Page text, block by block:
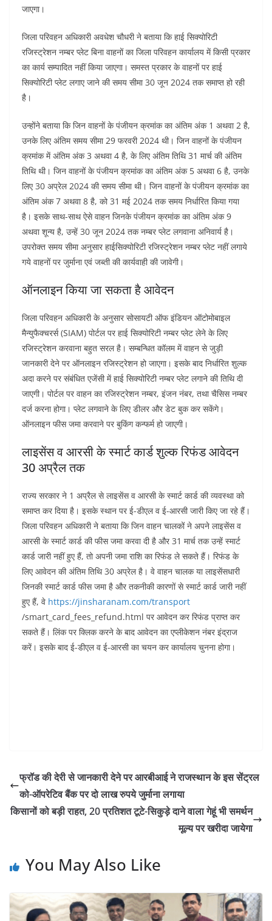
जाएगा।
जिला परिवहन अधिकारी अवधेश चौधरी ने बताया कि हाई सिक्योरिटी
रजिस्ट्रेशन नम्बर प्लेट बिना वाहनों का जिला परिवहन कार्यालय में किसी प्रकार
का कार्य सम्पादित नहीं किया जाएगा। समस्त प्रकार के वाहनों पर हाई
सिक्योरिटी प्लेट लगाए जाने की समय सीमा 30 जून 2024 तक समाप्त हो रही
है।
उन्होंने बताया कि जिन वाहनों के पंजीयन क्रमांक का अंतिम अंक 1 अथवा 2 है,
उनके लिए अंतिम समय सीमा 29 फरवरी 2024 थी। जिन वाहनों के पंजीयन
क्रमांक में अंतिम अंक 3 अथवा 4 है, के लिए अंतिम तिथि 31 मार्च की अंतिम
तिथि थी। जिन वाहनों के पंजीयन क्रमांक का अंतिम अंक 5 अथवा 6 है, उनके
लिए 30 अप्रेल 2024 की समय सीमा थी। जिन वाहनों के पंजीयन क्रमांक का
अंतिम अंक 7 अथवा 8 है, को 31 मई 2024 तक समय निर्धारित किया गया
है। इसके साथ-साथ ऐसे वाहन जिनके पंजीयन क्रमांक का अंतिम अंक 9
अथवा शून्य है, उन्हें 30 जून 2024 तक नम्बर प्लेट लगवाना अनिवार्य है।
उपरोक्त समय सीमा अनुसार हाईसिक्योरिटी रजिस्ट्रेशन नम्बर प्लेट नहीं लगाये
गये वाहनों पर जुर्माना एवं जब्ती की कार्यवाही की जावेगी।
ऑनलाइन किया जा सकता है आवेदन
जिला परिवहन अधिकारी के अनुसार सोसायटी ऑफ इंडियन ऑटोमोबाइल
मैन्युफैक्चरर्स (SIAM) पोर्टल पर हाई सिक्योरिटी नम्बर प्लेट लेने के लिए
रजिस्ट्रेशन करवाना बहुत सरल है। सम्बन्धित कॉलम में वाहन से जुड़ी
जानकारी देने पर ऑनलाइन रजिस्ट्रेशन हो जाएगा। इसके बाद निर्धारित शुल्क
अदा करने पर संबंधित एजेंसी में हाई सिक्योरिटी नम्बर प्लेट लगाने की तिथि दी
जाएगी। पोर्टल पर वाहन का रजिस्ट्रेशन नम्बर, इंजन नंबर, तथा चैसिस नम्बर
दर्ज करना होगा। प्लेट लगवाने के लिए डीलर और डेट बुक कर सकेंगे।
ऑनलाइन फीस जमा करवाने पर बुकिंग कन्फर्म हो जाएगी।
लाइसेंस व आरसी के स्मार्ट कार्ड शुल्क रिफंड आवेदन
30 अप्रैल तक
राज्य सरकार ने 1 अप्रैल से लाइसेंस व आरसी के स्मार्ट कार्ड की व्यवस्था को
समाप्त कर दिया है। इसके स्थान पर ई-डीएल व ई-आरसी जारी किए जा रहे हैं।
जिला परिवहन अधिकारी ने बताया कि जिन वाहन चालकों ने अपने लाइसेंस व
आरसी के स्मार्ट कार्ड की फीस जमा करवा दी है और 31 मार्च तक उन्हें स्मार्ट
कार्ड जारी नहीं हुए हैं, तो अपनी जमा राशि का रिफंड ले सकते हैं। रिफंड के
लिए आवेदन की अंतिम तिथि 30 अप्रेल है। वे वाहन चालक या लाइसेंसधारी
जिनकी स्मार्ट कार्ड फीस जमा है और तकनीकी कारणों से स्मार्ट कार्ड जारी नहीं
हुए हैं, वे https://jinsharanam.com/transport
/smart_card_fees_refund.html पर आवेदन कर रिफंड प्राप्त कर
सकते हैं। लिंक पर क्लिक करने के बाद आवेदन का एप्लीकेशन नंबर इंद्राज
करें। इसके बाद ई-डीएल व ई-आरसी का चयन कर कार्यालय चुनना होगा।
फ्रॉड की देरी से जानकारी देने पर आरबीआई ने राजस्थान के इस सेंट्रल
को-ऑपरेटिव बैंक पर दो लाख रुपये जुर्माना लगाया
किसानों को बड़ी राहत, 20 प्रतिशत टूटे-सिकुड़े दाने वाला गेहूं भी समर्थन
मूल्य पर खरीदा जायेगा
You May Also Like